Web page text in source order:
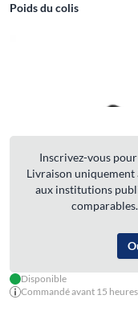
Poids du colis
Inscrivez-vous
Livraison
aux institutions
Disponible
Commandé avant 15